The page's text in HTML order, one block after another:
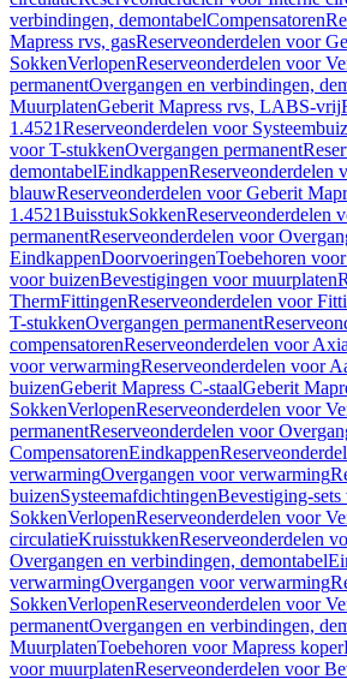
verbindingen, demontabelCompensatoren
Mapress rvs, gasReserveonderdelen voor
SokkenVerlopenReserveonderdelen voor
permanentOvergangen en verbindingen,
MuurplatenGeberit Mapress rvs, LABS-vrij
1.4521Reserveonderdelen voor
voor T-stukkenOvergangen permanent
demontabelEindkappenReserveonderdelen
blauwReserveonderdelen voor Geberit
1.4521BuisstukSokkenReserveonderdelen
permanentReserveonderdelen voor
EindkappenDoorvoeringenToebehoren
voor buizenBevestigingen voor muurplaten
ThermFittingenReserveonderdelen voor
T-stukkenOvergangen permanent
compensatorenReserveonderdelen voor
voor verwarmingReserveonderdelen voor
buizenGeberit Mapress C-staalGeberit
SokkenVerlopenReserveonderdelen voor
permanentReserveonderdelen voor
CompensatorenEindkappen
verwarmingOvergangen voor verwarming
buizenSysteemafdichtingenBevestiging-
SokkenVerlopenReserveonderdelen voor
circulatieKruisstukkenReserveonderdelen
Overgangen en verbindingen, demontabel
verwarmingOvergangen voor verwarming
SokkenVerlopenReserveonderdelen voor
permanentOvergangen en verbindingen,
MuurplatenToebehoren voor Mapress koper
voor muurplatenReserveonderdelen voor